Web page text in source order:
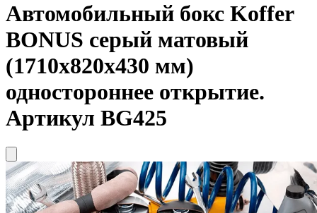
Автомобильный бокс Koffer
BONUS серый матовый
(1710x820x430 мм)
одностороннее открытие.
Артикул BG425